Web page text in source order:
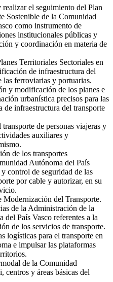
el seguimiento del Plan
Sostenible de la Comunidad
como instrumento de
institucionales públicas y
y coordinación en materia de
Territoriales Sectoriales en
de infraestructura del
las ferroviarias y portuarias.
y modificación de los planes e
urbanística precisos para las
de infraestructura del transporte
de personas viajeras y
auxiliares y
de los transportes
Autónoma del País
control de seguridad de las
por cable y autorizar, en su
Modernización del Transporte.
de la Administración de la
del País Vasco referentes a la
de los servicios de transporte.
logísticas para el transporte en
e impulsar las plataformas
de la Comunidad
centros y áreas básicas del